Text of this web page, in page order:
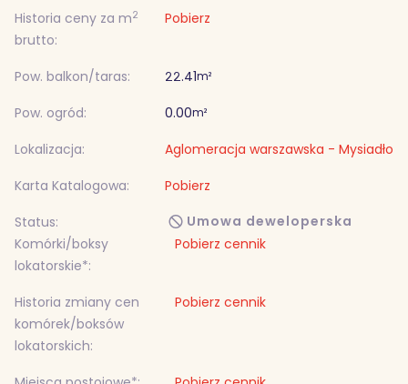
Historia ceny za m2
brutto:
Pobierz
Pow. balkon/taras: 22.41m²
Pow. ogród: 0.00m²
Lokalizacja:
Aglomeracja warszawska - Mysiadło
Karta Katalogowa:
Pobierz
Status:
Umowa deweloperska
Komórki/boksy
lokatorskie*:
Pobierz cennik
Historia zmiany cen
komórek/boksów
lokatorskich:
Pobierz cennik